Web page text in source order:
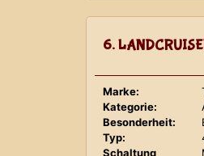
6.
Marke:
Kategorie:
Besonderheit:
Typ:
Schaltung